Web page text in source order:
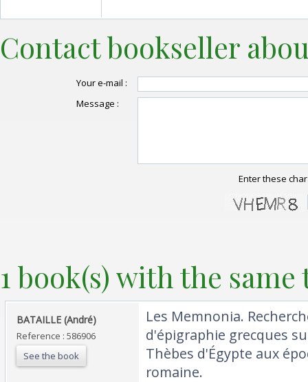
Contact bookseller
Your e-mail :
Message :
Enter these
1 book(s) with the
‎BATAILLE (André)‎
Reference : 586906
See the book
‎Les Memnonia.
d'épigraphie grecques
Thèbes d'Égypte aux
romaine.‎